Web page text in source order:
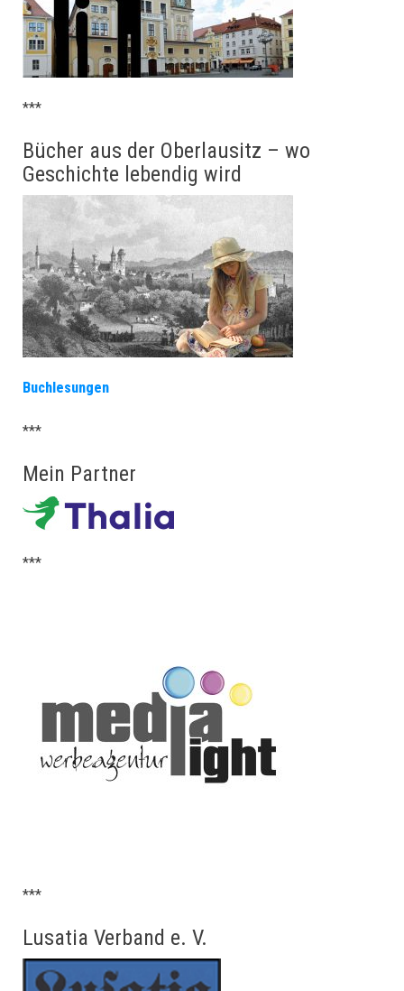
***
Bücher aus der Oberlausitz – wo
Geschichte lebendig wird
Buchlesungen
***
Mein Partner
***
***
Lusatia Verband e. V.